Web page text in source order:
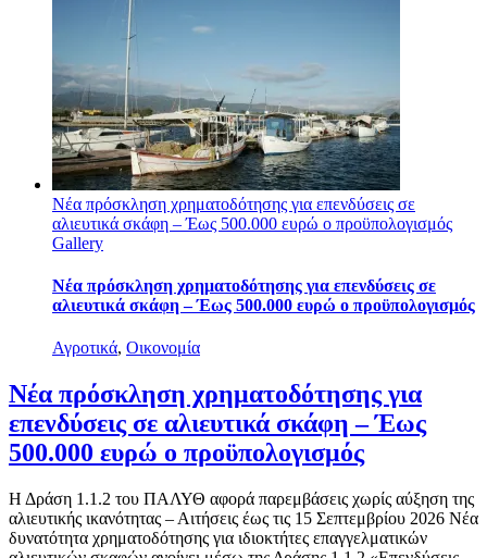
Νέα πρόσκληση χρηματοδότησης για επενδύσεις σε
αλιευτικά σκάφη – Έως 500.000 ευρώ ο προϋπολογισμός
Gallery
Νέα πρόσκληση χρηματοδότησης για επενδύσεις σε
αλιευτικά σκάφη – Έως 500.000 ευρώ ο προϋπολογισμός
Αγροτικά, Οικονομία
Νέα πρόσκληση χρηματοδότησης για
επενδύσεις σε αλιευτικά σκάφη – Έως
500.000 ευρώ ο προϋπολογισμός
Η Δράση 1.1.2 του ΠΑΛΥΘ αφορά παρεμβάσεις χωρίς αύξηση της
αλιευτικής ικανότητας – Αιτήσεις έως τις 15 Σεπτεμβρίου 2026 Νέα
δυνατότητα χρηματοδότησης για ιδιοκτήτες επαγγελματικών